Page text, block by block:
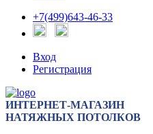
+7(499)643-46-33
Вход
Регистрация
ИНТЕРНЕТ-МАГАЗИН
НАТЯЖНЫХ ПОТОЛКОВ